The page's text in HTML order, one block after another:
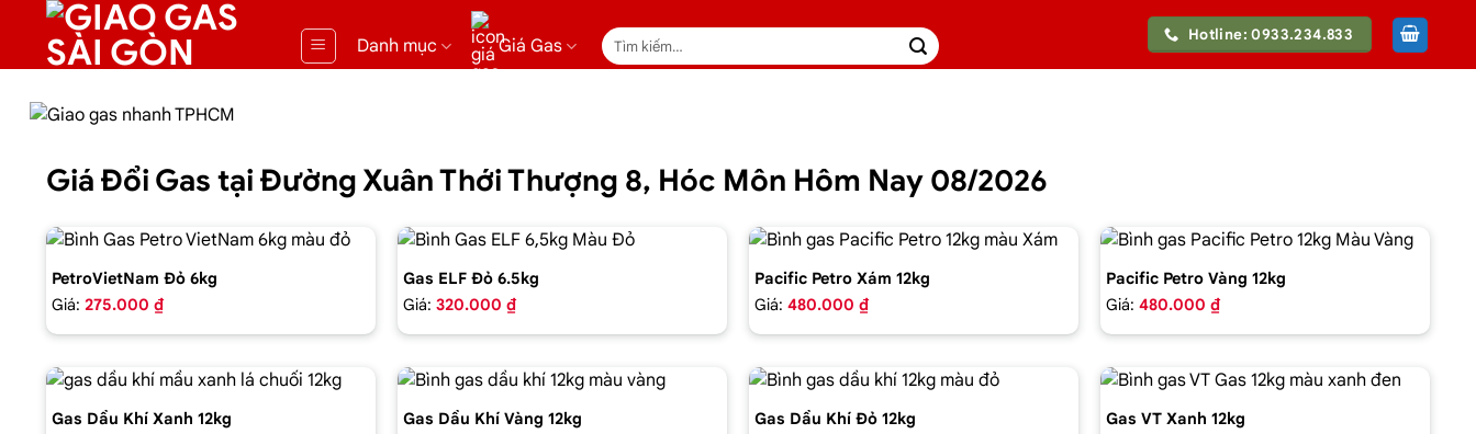
Danh mục Giá Gas
Tìm
kiếm:
Hotline: 0933.234.833
Giá Đổi Gas tại Đường Xuân Thới Thượng 8, Hóc Môn Hôm Nay 08/2026
PetroVietNam Đỏ 6kg
Giá: 275.000 ₫
Gas ELF Đỏ 6.5kg
Giá: 320.000 ₫
Pacific Petro Xám 12kg
Giá: 480.000 ₫
Pacific Petro Vàng 12kg
Giá: 480.000 ₫
Gas Dầu Khí Xanh 12kg
Gas Dầu Khí Vàng 12kg
Gas Dầu Khí Đỏ 12kg
Gas VT Xanh 12kg